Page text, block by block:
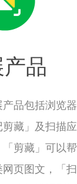
品
品包括浏览器
藏」及扫描应
剪藏」可以帮
页图文，「扫